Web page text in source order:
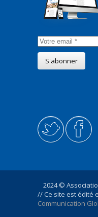
2024 ©
// Ce site est édité
Communication